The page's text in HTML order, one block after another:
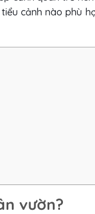
cảnh nào phù
vườn?